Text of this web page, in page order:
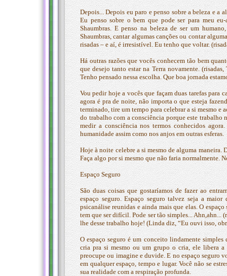
Depois... Depois eu paro e penso sobre a beleza e a
Eu penso sobre o bem que pode ser para meu
Shaumbras. E penso na beleza de ser um
Shaumbras, cantar algumas canções ou contar
risadas – e aí, é irresistível. Eu tenho que voltar.
Há outras razões que vocês conhecem tão bem
que desejo tanto estar na Terra novamente.
Tenho pensado nessa escolha. Que boa jornada
Vou pedir hoje a vocês que façam duas tarefas para
agora é pra de noite, não importa o que esteja
terminado, tire um tempo para celebrar a si mesmo e
do trabalho com a consciência porque este
medir a consciência nos termos conhecidos
humanidade assim como nos anjos em outras esferas.
Hoje à noite celebre a si mesmo de alguma maneira.
Faça algo por si mesmo que não faria normalmente.
Espaço Seguro
São duas coisas que gostaríamos de fazer ao
espaço seguro. Espaço seguro talvez seja a
psicanálise reunidas e ainda mais que elas. O
tem que ser difícil. Pode ser tão simples...
lhe desse trabalho hoje! (Linda diz, “Eu ouvi isso,
O espaço seguro é um conceito lindamente
cria pra si mesmo ou um grupo o cria, ele libera
preocupe ou imagine e duvide. E no espaço seguro
em qualquer espaço, tempo e lugar. Você não se
sua realidade com a respiração profunda.